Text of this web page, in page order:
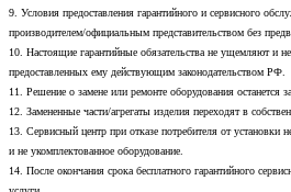
9. Условия предоставления гарантийного и сервисного
производителем/официальным представительством без
10. Настоящие гарантийные обязательства не ущемляют и
предоставленных ему действующим законодательством РФ.
11. Решение о замене или ремонте оборудования останется
12. Замененные части/агрегаты изделия переходят в
13. Сервисный центр при отказе потребителя от установки
и не укомплектованное оборудование.
14. После окончания срока бесплатного гарантийного